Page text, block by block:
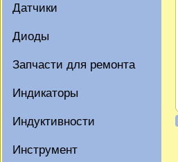
Датчики
Диоды
Запчасти для ремонта
Индикаторы
Индуктивности
Инструмент